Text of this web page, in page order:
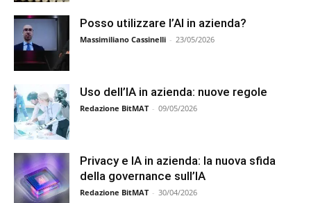
Posso utilizzare l’AI in azienda?
Massimiliano Cassinelli - 23/05/2026
Uso dell’IA in azienda: nuove regole
Redazione BitMAT - 09/05/2026
Privacy e IA in azienda: la nuova sfida
della governance sull’IA
Redazione BitMAT - 30/04/2026